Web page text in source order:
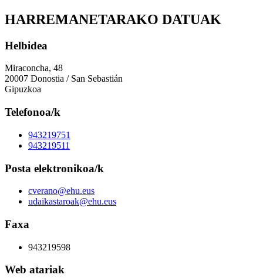
HARREMANETARAKO DATUAK
Helbidea
Miraconcha, 48
20007 Donostia / San Sebastián
Gipuzkoa
Telefonoa/k
943219751
943219511
Posta elektronikoa/k
cverano@ehu.eus
udaikastaroak@ehu.eus
Faxa
943219598
Web atariak